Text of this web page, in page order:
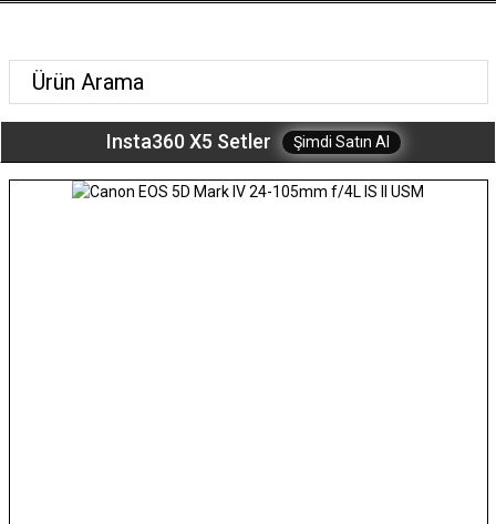
Insta360 X5 Setler Şimdi Satın Al